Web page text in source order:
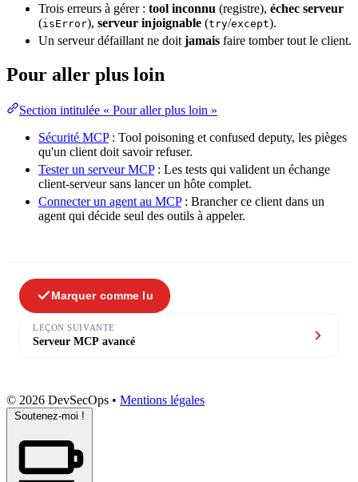
Trois erreurs à gérer : tool inconnu (registre), échec serveur
(isError), serveur injoignable (try/except).
Un serveur défaillant ne doit jamais faire tomber tout le client.
Pour aller plus loin
Section intitulée « Pour aller plus loin »
Sécurité MCP: Tool poisoning et confused deputy, les pièges
qu'un client doit savoir refuser.
Tester un serveur MCP: Les tests qui valident un échange
client-serveur sans lancer un hôte complet.
Connecter un agent au MCP: Brancher ce client dans un
agent qui décide seul des outils à appeler.
Marquer comme lu
LEÇON SUIVANTE
Serveur MCP avancé
© 2026 DevSecOps • Mentions légales
Soutenez-moi !